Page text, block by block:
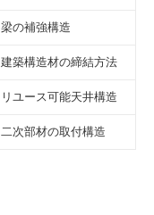
梁の補強構造
建築構造材の締結方法
リユース可能天井構造
二次部材の取付構造